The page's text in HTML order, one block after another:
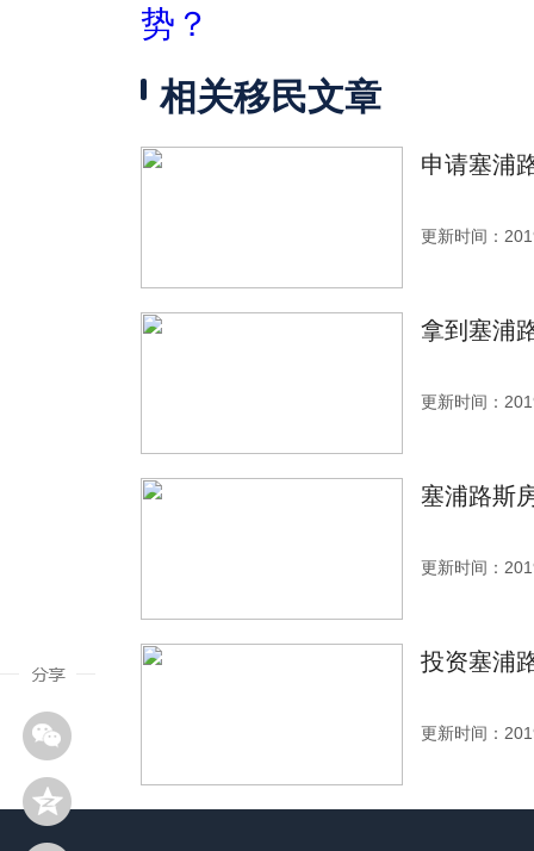
势？
相关移民文章
申请塞浦
更新时间：
拿到塞浦
更新时间：
塞浦路斯
更新时间：
投资塞浦
更新时间：